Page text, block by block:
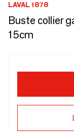
LAVAL 1878
Buste collier
15cm